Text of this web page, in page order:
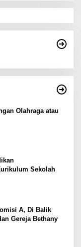
Olahraga atau
Sekolah
A, Di Balik
Gereja Bethany